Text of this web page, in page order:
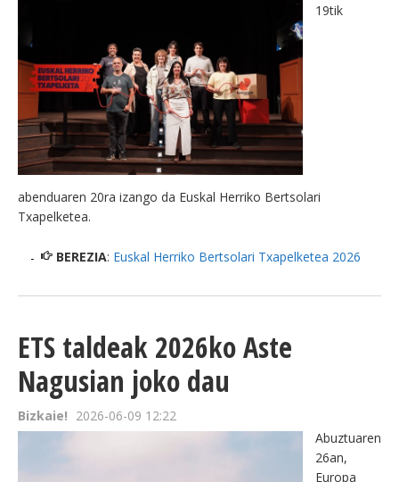
19tik
abenduaren 20ra izango da Euskal Herriko Bertsolari
Txapelketea.
BEREZIA: Euskal Herriko Bertsolari Txapelketea 2026
ETS taldeak 2026ko Aste
Nagusian joko dau
Bizkaie! 2026-06-09 12:22
Abuztuaren
26an,
Europa